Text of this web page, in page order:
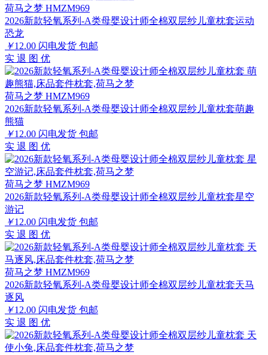
荷马之梦 HMZM969
2026新款轻氧系列-A类母婴设计师全棉双层纱儿童枕套运动
恐龙
￥12.00 闪电发货 包邮
实 退 图 优
荷马之梦 HMZM969
2026新款轻氧系列-A类母婴设计师全棉双层纱儿童枕套萌趣
熊猫
￥12.00 闪电发货 包邮
实 退 图 优
荷马之梦 HMZM969
2026新款轻氧系列-A类母婴设计师全棉双层纱儿童枕套星空
游记
￥12.00 闪电发货 包邮
实 退 图 优
荷马之梦 HMZM969
2026新款轻氧系列-A类母婴设计师全棉双层纱儿童枕套天马
逐风
￥12.00 闪电发货 包邮
实 退 图 优